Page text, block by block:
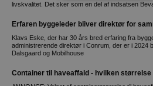
livskvalitet. Det sker som en del af indsatsen
Erfaren byggeleder bliver direktør for
Klavs Eske, der har 30 års bred erfaring fra
administrerende direktør i Conrum, der er i 2024
Dalsgaard og Mobilhouse
Container til haveaffald - hvilken